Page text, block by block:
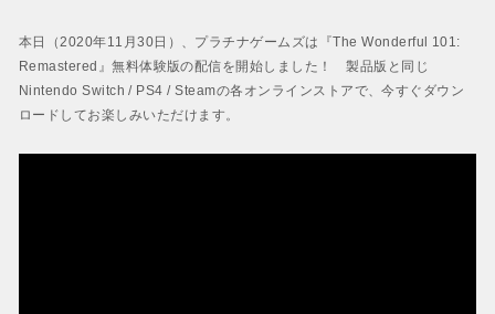
ベヨネッタ
本日（2020年11月30日）、プラチナゲームズは『The Wonderful 101:
Remastered』無料体験版の配信を開始しました！ 製品版と同じ
Nintendo Switch / PS4 / Steamの各オンラインストアで、今すぐダウン
ロードしてお楽しみいただけます。